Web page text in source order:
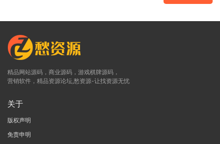
精品网站源码，商业源码，游戏棋牌源码，
营销软件，精品资源论坛,愁资源-让找资源无忧
关于
版权声明
免责申明